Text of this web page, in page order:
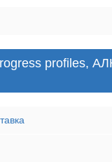
profiles,